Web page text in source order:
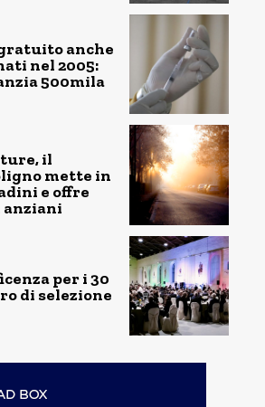
anche
nel 2005:
500mila
il
mette in
e offre
anziani
per i 30
di selezione